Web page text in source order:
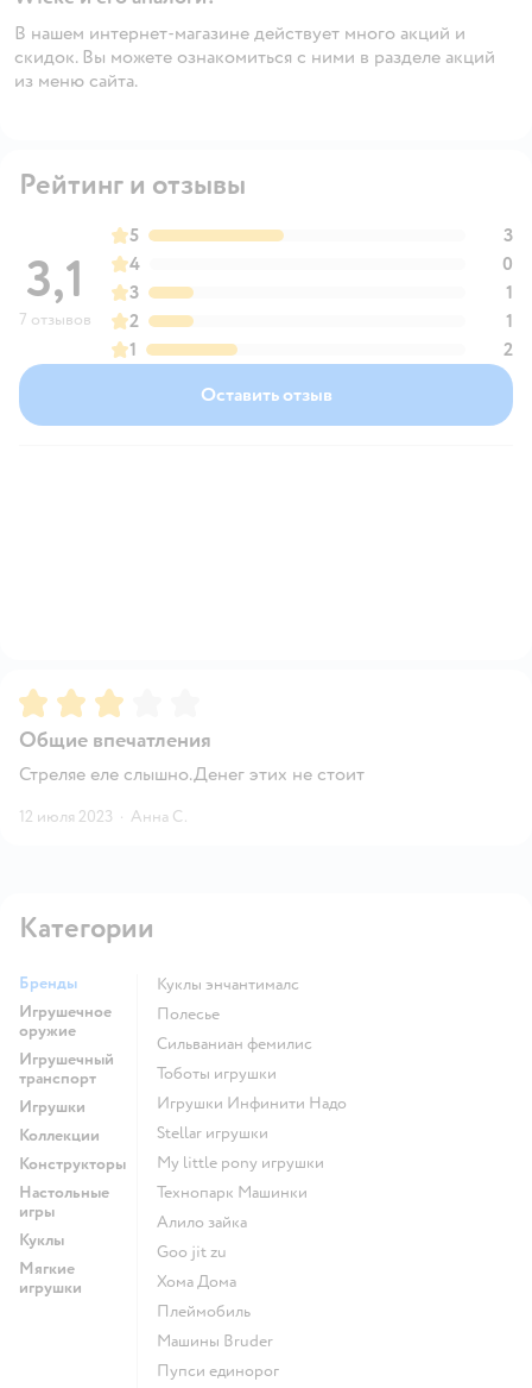
В нашем интернет-магазине действует много акций и
скидок. Вы можете ознакомиться с ними в разделе акций
из меню сайта.
Рейтинг и отзывы
3,1
7 отзывов
5
3
4
0
3
1
2
1
1
2
Оставить отзыв
Рейтинг:3
Общие впечатления
Стреляе еле слышно.Денег этих не стоит
12 июля 2023 · Анна С.
Категории
Бренды
Игрушечное
оружие
Игрушечный
транспорт
Игрушки
Коллекции
Конструкторы
Настольные
игры
Куклы
Мягкие
игрушки
Куклы энчантималс
Полесье
Сильваниан фемилис
Тоботы игрушки
Игрушки Инфинити Надо
Stellar игрушки
my little pony игрушки
Технопарк Машинки
Алило зайка
Goo jit zu
Хома Дома
Плеймобиль
Машины Bruder
Пупси единорог